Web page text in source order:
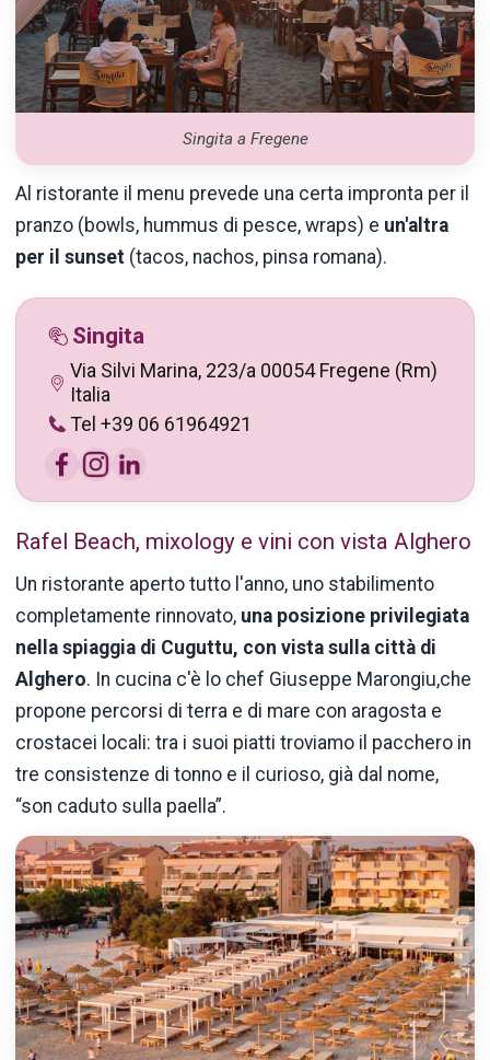
Singita a Fregene
Al ristorante il menu prevede una certa impronta per il
pranzo (bowls, hummus di pesce, wraps) e un'altra
per il sunset (tacos, nachos, pinsa romana).
Singita
Via Silvi Marina, 223/a 00054 Fregene (Rm)
Italia
Tel +39 06 61964921
Rafel Beach, mixology e vini con vista Alghero
Un ristorante aperto tutto l'anno, uno stabilimento
completamente rinnovato, una posizione privilegiata
nella spiaggia di Cuguttu, con vista sulla città di
Alghero. In cucina c'è lo chef Giuseppe Marongiu,che
propone percorsi di terra e di mare con aragosta e
crostacei locali: tra i suoi piatti troviamo il pacchero in
tre consistenze di tonno e il curioso, già dal nome,
“son caduto sulla paella”.